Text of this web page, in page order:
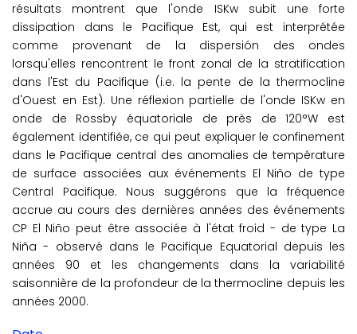
résultats montrent que l'onde ISKw subit une forte
dissipation dans le Pacifique Est, qui est interprétée
comme provenant de la dispersión des ondes
lorsqu'elles rencontrent le front zonal de la stratification
dans l'Est du Pacifique (i.e. la pente de la thermocline
d'Ouest en Est). Une réflexion partielle de l'onde ISKw en
onde de Rossby équatoriale de près de 120°W est
également identifiée, ce qui peut expliquer le confinement
dans le Pacifique central des anomalies de température
de surface associées aux événements El Niño de type
Central Pacifique. Nous suggérons que la fréquence
accrue au cours des dernières années des événements
CP El Niño peut être associée à l'état froid - de type La
Niña - observé dans le Pacifique Equatorial depuis les
années 90 et les changements dans la variabilité
saisonnière de la profondeur de la thermocline depuis les
années 2000.